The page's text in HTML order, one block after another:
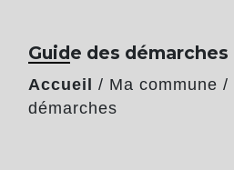
Guide des démarches
Accueil / Ma commune /
démarches